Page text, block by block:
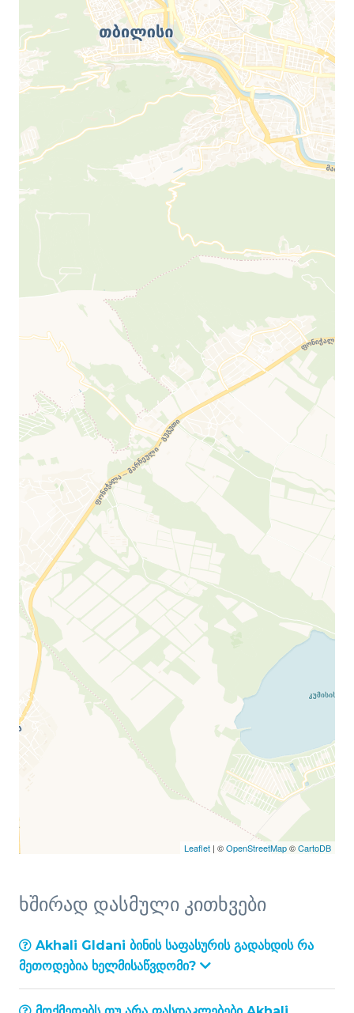
Leaflet | ©OpenStreetMap©CartoDB
ხშირად დასმული კითხვები
Akhali Gldani ბინის საფასურის გადახდის რა
მეთოდებია ხელმისაწვდომი?